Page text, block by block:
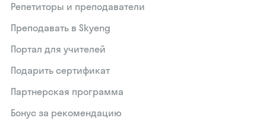
Репетиторы и преподаватели
Преподавать в Skyeng
Портал для учителей
Подарить сертификат
Партнерская программа
Бонус за рекомендацию